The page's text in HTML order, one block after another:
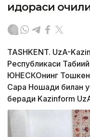
идораси
TASHKENT. UzA-
Республикаси
ЮНЕСКОнинг
Сара Ношади билан
беради Kazinform